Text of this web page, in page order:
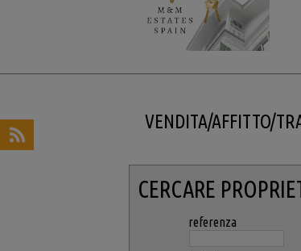
VENDITA/AFFITTO/
CERCARE
referenza